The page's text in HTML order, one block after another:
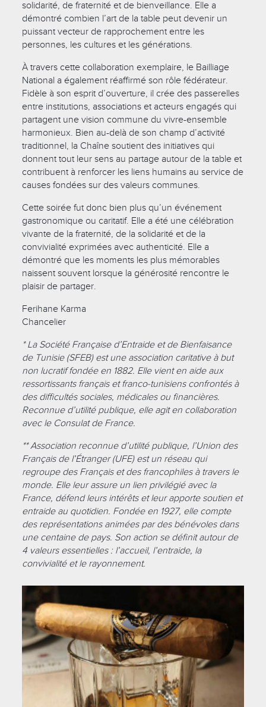
solidarité, de fraternité et de bienveillance. Elle a
démontré combien l’art de la table peut devenir un
puissant vecteur de rapprochement entre les
personnes, les cultures et les générations.
À travers cette collaboration exemplaire, le Bailliage
National a également réaffirmé son rôle fédérateur.
Fidèle à son esprit d’ouverture, il crée des passerelles
entre institutions, associations et acteurs engagés qui
partagent une vision commune du vivre-ensemble
harmonieux. Bien au-delà de son champ d’activité
traditionnel, la Chaîne soutient des initiatives qui
donnent tout leur sens au partage autour de la table et
contribuent à renforcer les liens humains au service de
causes fondées sur des valeurs communes.
Cette soirée fut donc bien plus qu’un événement
gastronomique ou caritatif. Elle a été une célébration
vivante de la fraternité, de la solidarité et de la
convivialité exprimées avec authenticité. Elle a
démontré que les moments les plus mémorables
naissent souvent lorsque la générosité rencontre le
plaisir de partager.
Ferihane Karma
Chancelier
* La Société Française d’Entraide et de Bienfaisance
de Tunisie (SFEB) est une association caritative à but
non lucratif fondée en 1882. Elle vient en aide aux
ressortissants français et franco-tunisiens confrontés à
des difficultés sociales, médicales ou financières.
Reconnue d’utilité publique, elle agit en collaboration
avec le Consulat de France.
** Association reconnue d’utilité publique, l’Union des
Français de l’Étranger (UFE) est un réseau qui
regroupe des Français et des francophiles à travers le
monde. Elle leur assure un lien privilégié avec la
France, défend leurs intérêts et leur apporte soutien et
entraide au quotidien. Fondée en 1927, elle compte
des représentations animées par des bénévoles dans
une centaine de pays. Son action se définit autour de
4 valeurs essentielles : l’accueil, l’entraide, la
convivialité et le rayonnement.